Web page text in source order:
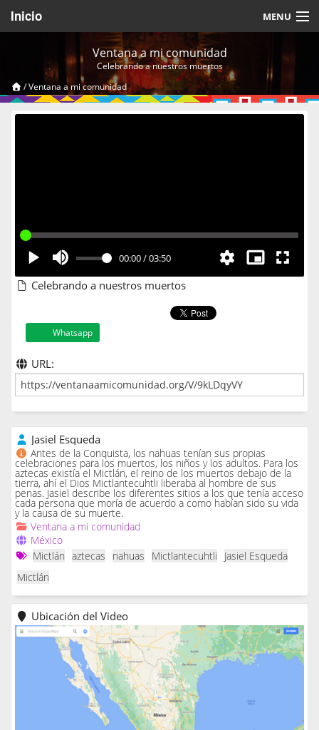
Inicio MENU
Videos Temáticos
Cerrar Sesión
Ventana a mi comunidad
Celebrando a nuestros muertos
/Ventana a mi comunidad
00:00/03:50
Celebrando a nuestros muertos
Whatsapp
URL:
Jasiel Esqueda
Antes de la Conquista, los nahuas tenían sus propias
celebraciones para los muertos, los niños y los adultos. Para los
aztecas existía el Mictlán, el reino de los muertos debajo de la
tierra, ahí el Dios Mictlantecuhtli liberaba al hombre de sus
penas. Jasiel describe los diferentes sitios a los que tenía acceso
cada persona que moría de acuerdo a como habían sido su vida
y la causa de su muerte.
Ventana a mi comunidad
México
Mictlán aztecas nahuas Mictlantecuhtli
Jasiel Esqueda
Mictlán
Ubicación del Video